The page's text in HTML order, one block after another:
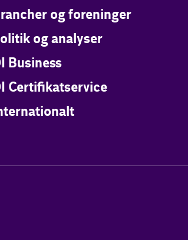
og foreninger
og analyser
Business
Certifikatservice